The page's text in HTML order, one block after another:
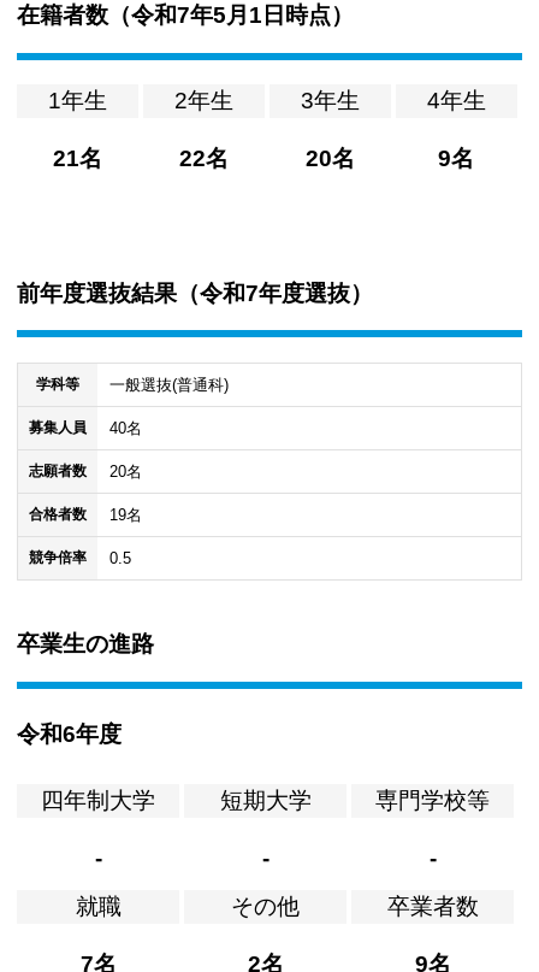
在籍者数（令和7年5月1日時点）
1年生
21名
2年生
22名
3年生
20名
4年生
9名
前年度選抜結果（令和7年度選抜）
学科等 一般選抜(普通科)
募集人員 40名
志願者数 20名
合格者数 19名
競争倍率 0.5
卒業生の進路
令和6年度
四年制大学
-
短期大学
-
専門学校等
-
就職
7名
その他
2名
卒業者数
9名